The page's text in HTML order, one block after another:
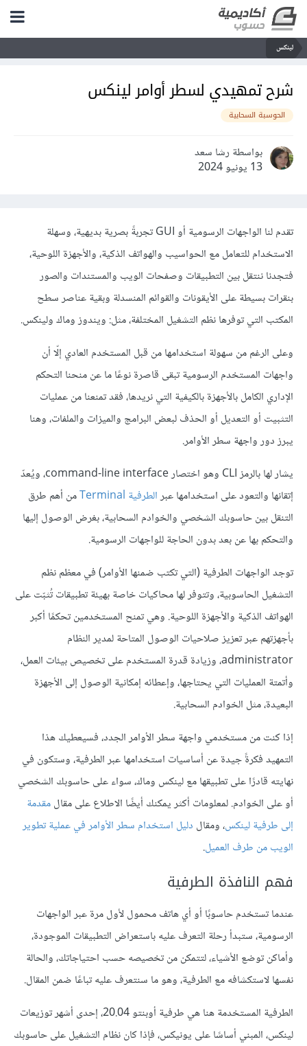
لينكس
شرح تمهيدي لسطر أوامر لينكس
الحوسبة السحابية
بواسطة رشا سعد
13 يونيو 2024
تقدم لنا الواجهات الرسومية أو GUI تجربةً بصرية بديهية، وسهلة
الاستخدام للتعامل مع الحواسيب والهواتف الذكية، والأجهزة اللوحية،
فتجدنا ننتقل بين التطبيقات وصفحات الويب والمستندات والصور
بنقرات بسيطة على الأيقونات والقوائم المنسدلة وبقية عناصر سطح
المكتب التي توفرها نظم التشغيل المختلفة، مثل: ويندوز وماك ولينكس.
وعلى الرغم من سهولة استخدامها من قبل المستخدم العادي إلّا أن
واجهات المستخدم الرسومية تبقى قاصرة نوعًا ما عن منحنا التحكم
الإداري الكامل بالأجهزة بالكيفية التي نريدها، فقد تمنعنا من عمليات
التثبيت أو التعديل أو الحذف لبعض البرامج والميزات والملفات، وهنا
يبرز دور واجهة سطر الأوامر.
يشار لها بالرمز CLI وهو اختصار command-line interface، ويُعدّ
إتقانها والتعود على استخدامها عبرالطرفية Terminal
من أهم طرق
التنقل بين حاسوبك الشخصي والخوادم السحابية، بغرض الوصول إليها
والتحكم بها عن بعد بدون الحاجة للواجهات الرسومية.
توجد الواجهات الطرفية (التي تكتب ضمنها الأوامر) في معظم نظم
التشغيل الحاسوبية، وتتوفر لها محاكيات خاصة بهيئة تطبيقات تُثبّت على
الهواتف الذكية والأجهزة اللوحية. وهي تمنح المستخدمين تحكمًا أكبر
بأجهزتهم عبر تعزيز صلاحيات الوصول المتاحة لمدير النظام
administrator، وزيادة قدرة المستخدم على تخصيص بيئات العمل،
وأتمتة العمليات التي يحتاجها، وإعطائه إمكانية الوصول إلى الأجهزة
البعيدة، مثل الخوادم السحابية.
إذا كنت من مستخدمي واجهة سطر الأوامر الجدد، فسيعطيك هذا
التمهيد فكرةً جيدة عن أساسيات استخدامها عبر الطرفية، وستكون في
نهايته قادرًا على تطبيقها مع لينكس وماك، سواء على حاسوبك الشخصي
أو على الخوادم. لمعلومات أكثر يمكنك أيضًا الاطلاع على مقالمقدمة
إلى طرفية لينكس، ومقال دليل استخدام سطر الأوامر في عملية تطوير
الويب من طرف العميل.
فهم النافذة الطرفية
عندما تستخدم حاسوبًا أو أي هاتف محمول لأول مرة عبر الواجهات
الرسومية، ستبدأ رحلة التعرف عليه باستعراض التطبيقات الموجودة،
وأماكن توضع الأشياء، لتتمكن من تخصيصه حسب احتياجاتك، والحالة
نفسها لاستكشافه مع الطرفية، وهو ما سنتعرف عليه تباعًا ضمن المقال.
الطرفية المستخدمة هنا هي طرفية أوبنتو 20.04، إحدى أشهر توزيعات
لينكس، المبني أساسًا على يونيكس، فإذا كان نظام التشغيل على حاسوبك